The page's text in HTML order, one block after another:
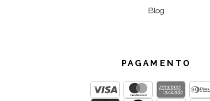
Blog
PAGAMENTO